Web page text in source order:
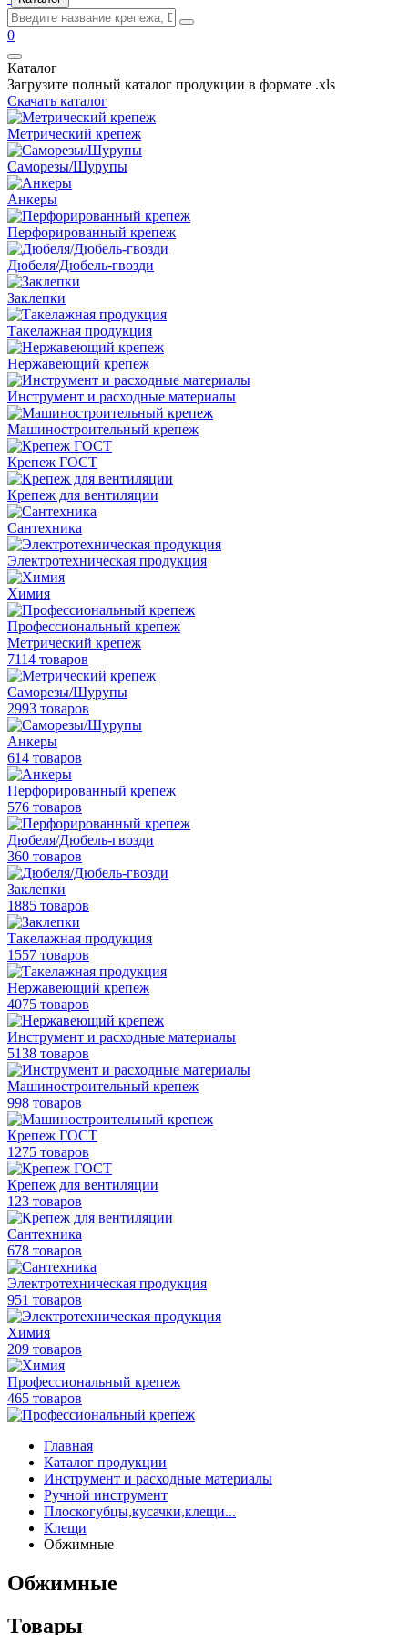
0
Каталог
Загрузите полный каталог продукции в формате .xls
Скачать каталог
Метрический крепеж
Саморезы/Шурупы
Анкеры
Перфорированный крепеж
Дюбеля/Дюбель-гвозди
Заклепки
Такелажная продукция
Нержавеющий крепеж
Инструмент и расходные материалы
Машиностроительный крепеж
Крепеж ГОСТ
Крепеж для вентиляции
Сантехника
Электротехническая продукция
Химия
Профессиональный крепеж
Метрический крепеж
7114 товаров
Саморезы/Шурупы
2993 товаров
Анкеры
614 товаров
Перфорированный крепеж
576 товаров
Дюбеля/Дюбель-гвозди
360 товаров
Заклепки
1885 товаров
Такелажная продукция
1557 товаров
Нержавеющий крепеж
4075 товаров
Инструмент и расходные материалы
5138 товаров
Машиностроительный крепеж
998 товаров
Крепеж ГОСТ
1275 товаров
Крепеж для вентиляции
123 товаров
Сантехника
678 товаров
Электротехническая продукция
951 товаров
Химия
209 товаров
Профессиональный крепеж
465 товаров
Главная
Каталог продукции
Инструмент и расходные материалы
Ручной инструмент
Плоскогубцы,кусачки,клещи...
Клещи
Обжимные
Обжимные
Товары